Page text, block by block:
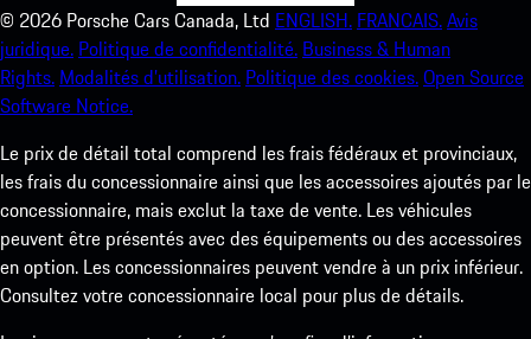
© 2026 Porsche Cars Canada, Ltd ENGLISH. FRANCAIS.Avis
juridique. Politique de confidentialité. Business & Human
Rights. Modalités d’utilisation. Politique des cookies.Open Source
Software Notice.
Le prix de détail total comprend les frais fédéraux et provinciaux,
les frais du concessionnaire ainsi que les accessoires ajoutés par le
concessionnaire, mais exclut la taxe de vente. Les véhicules
peuvent être présentés avec des équipements ou des accessoires
en option. Les concessionnaires peuvent vendre à un prix inférieur.
Consultez votre concessionnaire local pour plus de détails.